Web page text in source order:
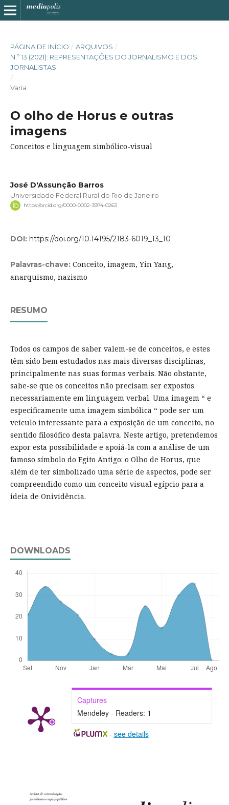
PÁGINA DE INÍCIO / ARQUIVOS /
N.º 13 (2021): REPRESENTAÇÕES DO JORNALISMO E DOS
JORNALISTAS
/
Varia
O olho de Horus e outras
imagens
Conceitos e linguagem simbólico-visual
José D'Assunção Barros
Universidade Federal Rural do Rio de Janeiro
https://orcid.org/0000-0002-3974-0263
DOI: https://doi.org/10.14195/2183-6019_13_10
Palavras-chave: Conceito, imagem, Yin Yang,
anarquismo, nazismo
RESUMO
Todos os campos de saber valem-se de conceitos, e estes
têm sido bem estudados nas mais diversas disciplinas,
principalmente nas suas formas verbais. Não obstante,
sabe-se que os conceitos não precisam ser expostos
necessariamente em linguagem verbal. Uma imagem “ e
especificamente uma imagem simbólica “ pode ser um
veículo interessante para a exposição de um conceito, no
sentido filosófico desta palavra. Neste artigo, pretendemos
expor esta possibilidade e apoiá-la com a análise de um
famoso símbolo do Egito Antigo: o Olho de Horus, que
além de ter simbolizado uma série de aspectos, pode ser
compreendido como um conceito visual egípcio para a
ideia de Onividência.
DOWNLOADS
Captures
Mendeley - Readers: 1
- see details